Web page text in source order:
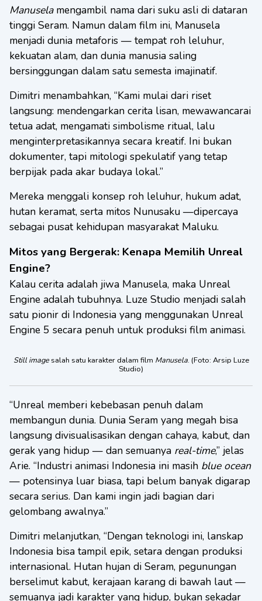
Manuselamengambil nama dari suku asli di dataran
tinggi Seram. Namun dalam film ini, Manusela
menjadi dunia metaforis — tempat roh leluhur,
kekuatan alam, dan dunia manusia saling
bersinggungan dalam satu semesta imajinatif.
Dimitri menambahkan, “Kami mulai dari riset
langsung: mendengarkan cerita lisan, mewawancarai
tetua adat, mengamati simbolisme ritual, lalu
menginterpretasikannya secara kreatif. Ini bukan
dokumenter, tapi mitologi spekulatif yang tetap
berpijak pada akar budaya lokal.”
Mereka menggali konsep roh leluhur, hukum adat,
hutan keramat, serta mitos Nunusaku —dipercaya
sebagai pusat kehidupan masyarakat Maluku.
Mitos yang Bergerak: Kenapa Memilih Unreal
Engine?
Kalau cerita adalah jiwa Manusela, maka Unreal
Engine adalah tubuhnya. Luze Studio menjadi salah
satu pionir di Indonesia yang menggunakan Unreal
Engine 5 secara penuh untuk produksi film animasi.
Still imagesalah satu karakter dalam film Manusela. (Foto: Arsip Luze
Studio)
“Unreal memberi kebebasan penuh dalam
membangun dunia. Dunia Seram yang megah bisa
langsung divisualisasikan dengan cahaya, kabut, dan
gerak yang hidup — dan semuanya real-time,” jelas
Arie. “Industri animasi Indonesia ini masih blue ocean
— potensinya luar biasa, tapi belum banyak digarap
secara serius. Dan kami ingin jadi bagian dari
gelombang awalnya.”
Dimitri melanjutkan, “Dengan teknologi ini, lanskap
Indonesia bisa tampil epik, setara dengan produksi
internasional. Hutan hujan di Seram, pegunungan
berselimut kabut, kerajaan karang di bawah laut —
semuanya jadi karakter yang hidup, bukan sekadar